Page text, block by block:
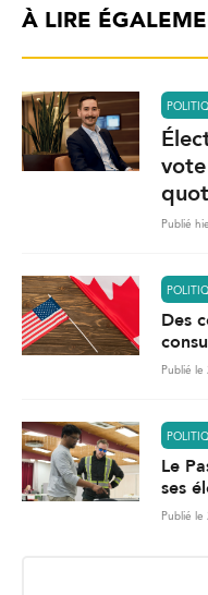
À LIRE
Publié
Des
Publié le
Le
ses
Publié le